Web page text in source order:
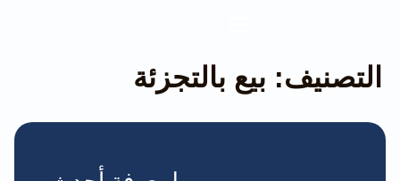
التصنيف: بيع بالتجزئة